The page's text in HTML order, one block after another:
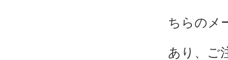
ちらのメ
あり、ご